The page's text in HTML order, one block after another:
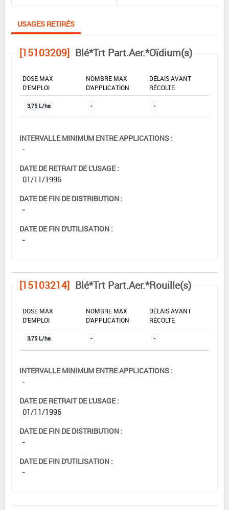
USAGES RETIRÉS
[15103209] Blé*Trt Part.Aer.*Oïdium(s)
DOSE MAX
D'EMPLOI
NOMBRE MAX
D'APPLICATION
DÉLAIS AVANT
RÉCOLTE
3,75 L/ha - -
INTERVALLE MINIMUM ENTRE APPLICATIONS :
-
DATE DE RETRAIT DE L'USAGE :
01/11/1996
DATE DE FIN DE DISTRIBUTION :
-
DATE DE FIN D'UTILISATION :
-
[15103214] Blé*Trt Part.Aer.*Rouille(s)
DOSE MAX
D'EMPLOI
NOMBRE MAX
D'APPLICATION
DÉLAIS AVANT
RÉCOLTE
3,75 L/ha - -
INTERVALLE MINIMUM ENTRE APPLICATIONS :
-
DATE DE RETRAIT DE L'USAGE :
01/11/1996
DATE DE FIN DE DISTRIBUTION :
-
DATE DE FIN D'UTILISATION :
-